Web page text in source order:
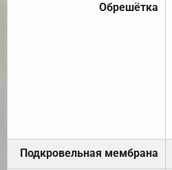
Обрешётка
Подкровельная мембрана